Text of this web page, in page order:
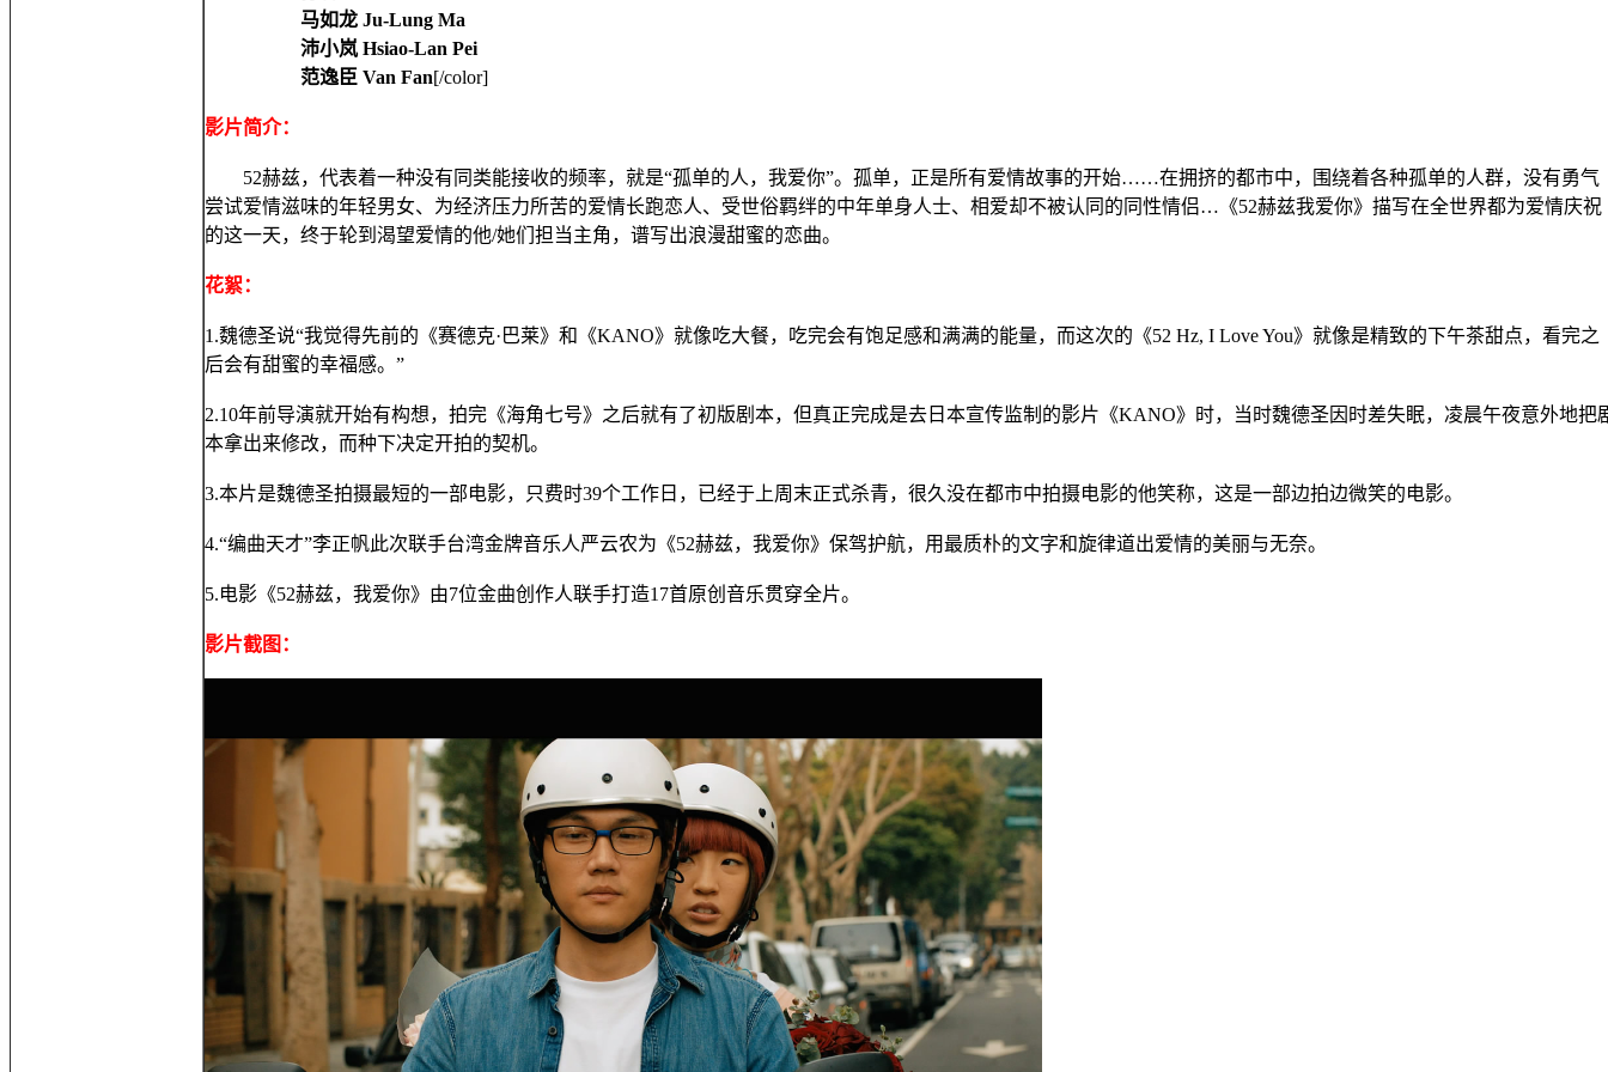
马如龙 Ju-Lung Ma
沛小岚 Hsiao-Lan Pei
范逸臣 Van Fan[/color]
影片简介：
52赫兹，代表着一种没有同类能接收的频率，就是“孤单的人，我爱你”。孤单，正是所有爱情故事的开始……在拥挤的都市中，围绕着各种孤单的人群，没有勇气
尝试爱情滋味的年轻男女、为经济压力所苦的爱情长跑恋人、受世俗羁绊的中年单身人士、相爱却不被认同的同性情侣…《52赫兹我爱你》描写在全世界都为爱情庆祝
的这一天，终于轮到渴望爱情的他/她们担当主角，谱写出浪漫甜蜜的恋曲。
花絮：
1.魏德圣说“我觉得先前的《赛德克·巴莱》和《KANO》就像吃大餐，吃完会有饱足感和满满的能量，而这次的《52 Hz, I Love You》就像是精致的下午茶甜点，看完之
后会有甜蜜的幸福感。”
2.10年前导演就开始有构想，拍完《海角七号》之后就有了初版剧本，但真正完成是去日本宣传监制的影片《KANO》时，当时魏德圣因时差失眠，凌晨午夜意外地把
本拿出来修改，而种下决定开拍的契机。
3.本片是魏德圣拍摄最短的一部电影，只费时39个工作日，已经于上周末正式杀青，很久没在都市中拍摄电影的他笑称，这是一部边拍边微笑的电影。
4.“编曲天才”李正帆此次联手台湾金牌音乐人严云农为《52赫兹，我爱你》保驾护航，用最质朴的文字和旋律道出爱情的美丽与无奈。
5.电影《52赫兹，我爱你》由7位金曲创作人联手打造17首原创音乐贯穿全片。
影片截图：